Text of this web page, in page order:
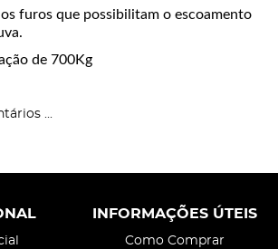
furos que possibilitam o escoamento
de 700Kg
...
INFORMAÇÕES ÚTEIS
Como Comprar